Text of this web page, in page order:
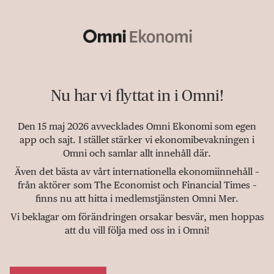
Nu har vi flyttat in i Omni!
Den 15 maj 2026 avvecklades Omni Ekonomi som egen
app och sajt. I stället stärker vi ekonomibevakningen i
Omni och samlar allt innehåll där.
Även det bästa av vårt internationella ekonomiinnehåll –
från aktörer som The Economist och Financial Times –
finns nu att hitta i medlemstjänsten Omni Mer.
Vi beklagar om förändringen orsakar besvär, men hoppas
att du vill följa med oss in i Omni!